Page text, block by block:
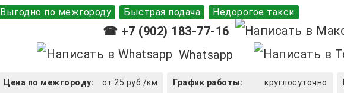
Выгодно по межгороду Быстрая подача Недорогое такси
☎ +7 (902) 183-77-16
Whatsapp
Цена по межгороду: от 25 руб./км График работы: круглосуточно